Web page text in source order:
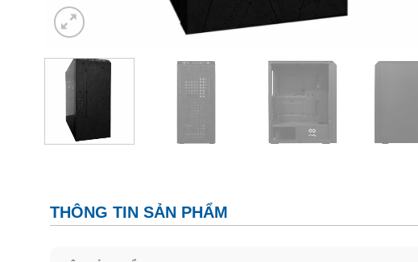
THÔNG TIN SẢN PHẨM